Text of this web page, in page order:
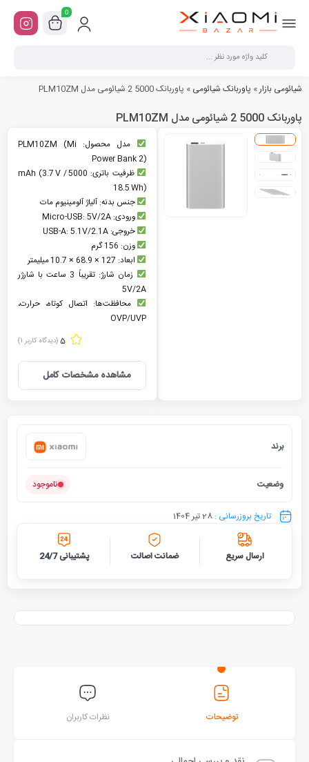
0
شیائومی بازار» پاوربانک شیائومی » پاوربانک 5000 2 شیائومی مدل PLM10ZM
پاوربانک 5000 2 شیائومی مدل PLM10ZM
مدل محصول: PLM10ZM (Mi
Power Bank 2)
ظرفیت باتری: 5000 mAh (3.7 V /
18.5 Wh)
جنس بدنه: آلیاژ آلومینیوم مات
ورودی: Micro‑USB: 5V/2A
خروجی: USB‑A: 5.1V/2.1A
وزن: 156 گرم
ابعاد: 127 × 68.9 × 10.7 میلیمتر
زمان شارژ: تقریباً 3 ساعت با شارژر
5V/2A
محافظت‌ها: اتصال کوتاه، حرارت،
OVP/UVP
5 (دیدگاه کاربر 1
)
مشاهده مشخصات کامل
برند
وضعیت ناموجود
تاریخ بروزرسانی : 28 تیر 1404
ارسال سریع ضمانت اصالت پشتیبانی 24/7
توضیحات نظرات کاربران